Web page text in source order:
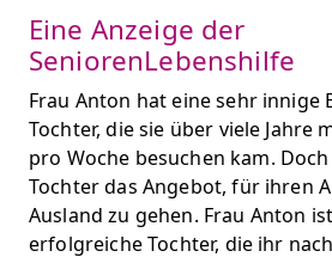
Eine Anzeige der
SeniorenLebenshilfe
Frau Anton hat eine sehr innige
Tochter, die sie über viele Jahre
pro Woche besuchen kam.
Tochter das Angebot, für ihren
Ausland zu gehen. Frau Anton
erfolgreiche Tochter, die ihr